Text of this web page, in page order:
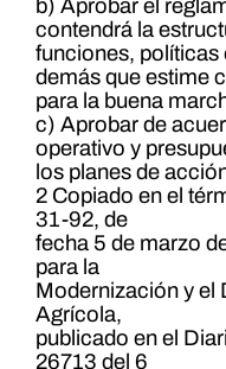
b) Aprobar el
contendrá la
funciones, políticas
demás que estime
para la buena
c) Aprobar de
operativo y
los planes de
2 Copiado en el
31-92, de
fecha 5 de marzo
para la
Modernización y el
Agrícola,
publicado en el
26713 del 6